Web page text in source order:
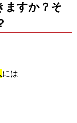
ますか？そ
には